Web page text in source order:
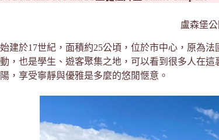
盧森堡公
始建於17世紀，面積約25公頃，位於市中心，原為
動，也是學生、遊客聚集之地，可以看到很多人在
陽，享受寧靜與優雅是多麼的悠閒愜意。